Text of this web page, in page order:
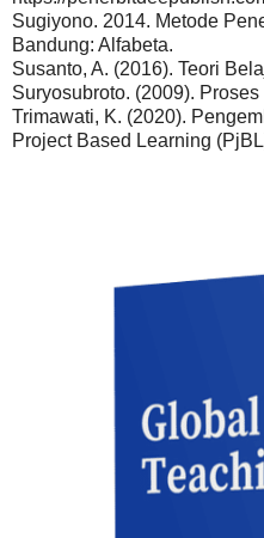
Sugiyono. 2014. Metode
Bandung: Alfabeta.
Susanto, A. (2016). Teori
Suryosubroto. (2009).
Trimawati, K. (2020).
Project Based Learning